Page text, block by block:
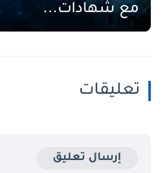
مع شهادات...
تعليقات
إرسال تعليق